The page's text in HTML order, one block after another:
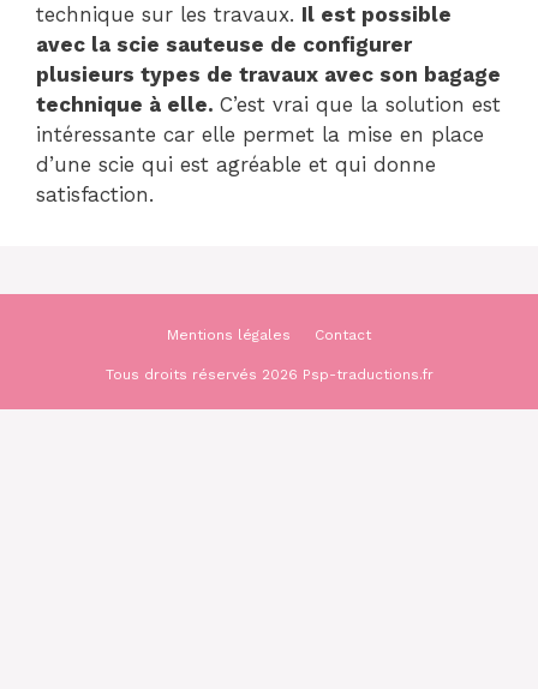
technique sur les travaux. Il est possible
avec la scie sauteuse de configurer
plusieurs types de travaux avec son bagage
technique à elle. C’est vrai que la solution est
intéressante car elle permet la mise en place
d’une scie qui est agréable et qui donne
satisfaction.
Mentions légales Contact
Tous droits réservés 2026 Psp-traductions.fr